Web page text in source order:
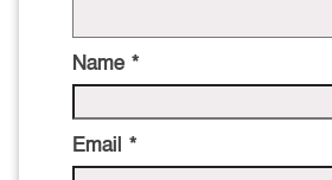
Name *
Email *